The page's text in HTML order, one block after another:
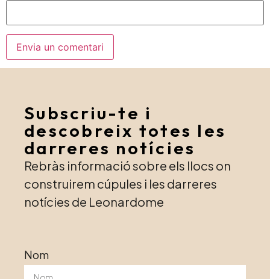
Subscriu-te i
descobreix totes les
darreres notícies
Rebràs informació sobre els llocs on
construirem cúpules i les darreres
notícies de Leonardome
Nom